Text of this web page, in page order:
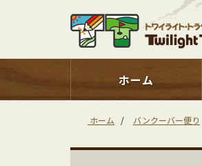
ホーム
ホーム / バンクーバー便り